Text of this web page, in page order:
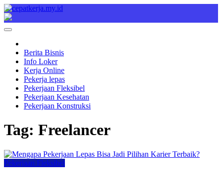
Skip
to
content
Cepat Kerja
Berita Bisnis
Berita Bisnis
Info Loker
Kerja Online
Pekerja lepas
Pekerjaan Fleksibel
Pekerjaan Kesehatan
Pekerjaan Konstruksi
Tag: Freelancer
Pekerjaan Fleksibel